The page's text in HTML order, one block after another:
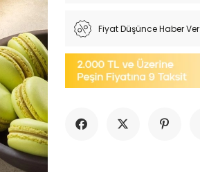
Fiyat Düşünce Haber Ver